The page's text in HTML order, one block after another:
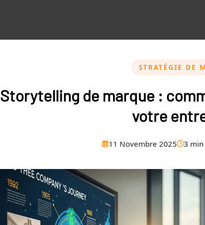
STRATÉGIE DE
Storytelling de marque :
votre
11 Novembre 2025 3